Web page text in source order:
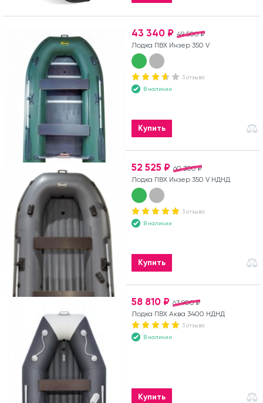
49 500 ₽
43 340 ₽
Лодка ПВХ Инзер 350 V
3 отзыва
В наличии
Купить
60 300 ₽
52 525 ₽
Лодка ПВХ Инзер 350 V НДНД
3 отзыва
В наличии
Купить
63 900 ₽
58 810 ₽
Лодка ПВХ Аква 3400 НДНД
3 отзыва
В наличии
Купить